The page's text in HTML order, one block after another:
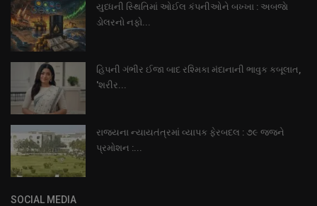
યુધ્ધની સ્થિતિમાં ઓઈલ કંપનીઓને બખ્ખા : અબજાે
ડોલરનો નફો...
હિપની ગંભીર ઈજા બાદ રશ્મિકા મંદાનાની ભાવુક કબૂલાત,
'શરીર...
રાજયના ન્યાયતંત્રમાં વ્યાપક ફેરબદલ : ૭૯ જજને
પ્રમોશન :...
SOCIAL MEDIA